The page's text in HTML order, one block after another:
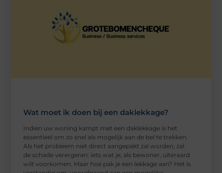
Wat moet ik doen bij een daklekkage?
Indien uw woning kampt met een daklekkage is het
essentieel om zo snel als mogelijk aan de bel te trekken.
Als het probleem niet direct aangepakt zal worden, zal
de schade verergeren: iets wat je, als bewoner, uiteraard
wilt voorkomen. Maar hoe pak je een lekkage aan? Het is